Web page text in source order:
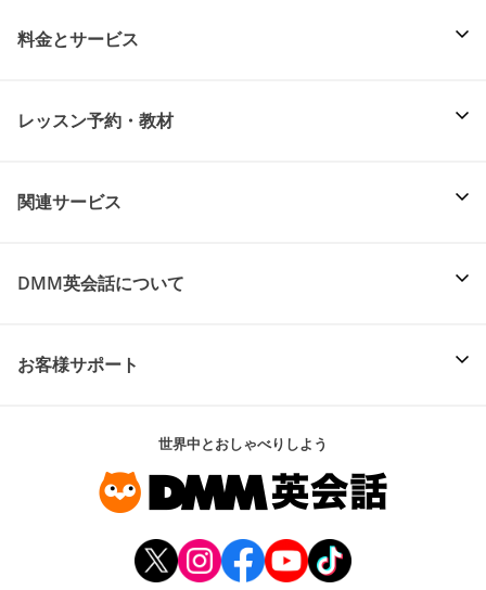
料金とサービス
レッスン予約・教材
関連サービス
DMM英会話について
お客様サポート
世界中とおしゃべりしよう